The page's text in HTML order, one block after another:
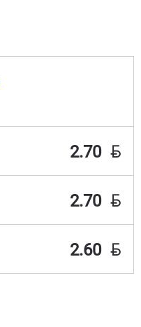
2.70 BYN
2.70 BYN
2.60 BYN